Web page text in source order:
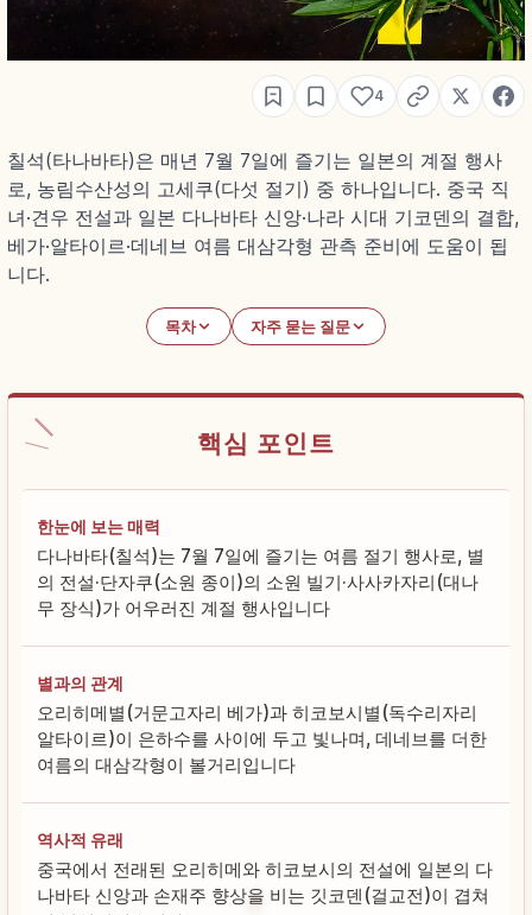
4
칠석(타나바타)은 매년 7월 7일에 즐기는 일본의 계절 행사
로, 농림수산성의 고세쿠(다섯 절기) 중 하나입니다. 중국 직
녀·견우 전설과 일본 다나바타 신앙·나라 시대 기코덴의 결합,
베가·알타이르·데네브 여름 대삼각형 관측 준비에 도움이 됩
니다.
목차 자주 묻는 질문
핵심 포인트
한눈에 보는 매력
다나바타(칠석)는 7월 7일에 즐기는 여름 절기 행사로, 별
의 전설·단자쿠(소원 종이)의 소원 빌기·사사카자리(대나
무 장식)가 어우러진 계절 행사입니다
별과의 관계
오리히메별(거문고자리 베가)과 히코보시별(독수리자리
알타이르)이 은하수를 사이에 두고 빛나며, 데네브를 더한
여름의 대삼각형이 볼거리입니다
역사적 유래
중국에서 전래된 오리히메와 히코보시의 전설에 일본의 다
나바타 신앙과 손재주 향상을 비는 깃코덴(걸교전)이 겹쳐